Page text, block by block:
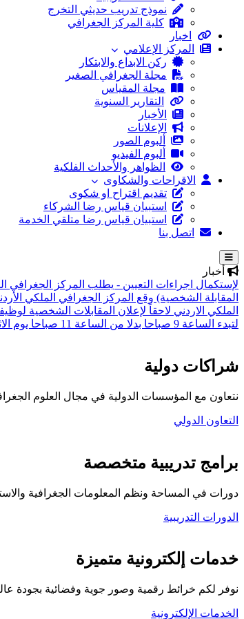
نموذج تدريب حديثي التخرج
كلية المركز الجغرافي
اخبار
المركز الإعلامي
ركن الابداع والابتكار
مجلة الجغرافي الصغير
مجلة المقياس
التقارير السنوية
الأخبار
الإعلانات
ألبوم الصور
ألبوم الفيديو
الظواهر والأحداث الفلكية
الاقراحات والشكاوى
تقديم اقتراح او شكوى
استبيان قياس رضا الشركاء
استبيان قياس رضا متلقي الخدمة
اتصل بنا
أخبار
لإستكمال اجراءات التعيين - يطلب المركز الجغرافي
المقابلة الشخصية) وقع المركز الجغرافي الملكي
لتبدء الساعة 9 صباحا بدلا من الساعة 11 صباحا يوم الاثنين الموافق 20/7/2026 وهو نفس التاريخ المعلن.
شراكات دولية
نتعاون مع المؤسسات الدولية في مجال العلوم
التعاون الدولي
برامج تدريبية متخصصة
دورات في المساحة ونظم المعلومات الجغرافية
الدورات التدريبية
خدمات إلكترونية متميزة
نوفر لكم خرائط رقمية وصور جوية وفضائية بجودة
الخدمات الإلكترونية